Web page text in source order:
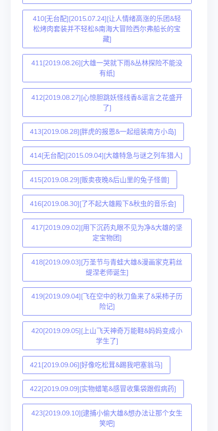
410[无台配][2015.07.24][让人情绪高涨的乐团&轻
松烤肉套装并不轻松&南海大冒险西尔弗船长的宝
藏]
411[2019.08.26][大雄一哭就下雨&丛林探险不能没
有纸]
412[2019.08.27][心惊胆跳妖怪线香&谣言之花盛开
了]
413[2019.08.28][胖虎的报恩&一起组装南方小岛]
414[无台配][2015.09.04][大雄特急与谜之列车猎人]
415[2019.08.29][贩卖夜晚&后山里的兔子怪兽]
416[2019.08.30][了不起大雄殿下&秋虫的音乐会]
417[2019.09.02][用下沉药丸眼不见为净&大雄的坚
定宝物团]
418[2019.09.03][万圣节与青蛙大雄&漫画家克莉丝
缇涅老师诞生]
419[2019.09.04][飞在空中的秋刀鱼来了&采柿子历
险记]
420[2019.09.05][上山飞天神奇万能鞋&妈妈变成小
学生了]
421[2019.09.06][好像吃松茸&踢我吧塞翁马]
422[2019.09.09][实物蜡笔&感冒收集袋跟假病药]
423[2019.09.10][逮捕小偷大雄&想办法让那个女生
笑吧]